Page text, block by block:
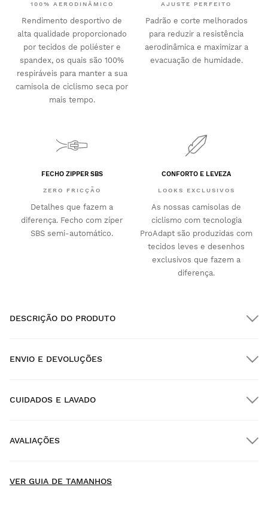
100% AERODINÂMICO
Rendimento desportivo de
alta qualidade proporcionado
por tecidos de poliéster e
spandex, os quais são 100%
respiráveis para manter a sua
camisola de ciclismo seca por
mais tempo.
AJUSTE PERFEITO
Padrão e corte melhorados
para reduzir a resistência
aerodinâmica e maximizar a
evacuação de humidade.
FECHO ZIPPER SBS
ZERO FRICÇÃO
Detalhes que fazem a
diferença. Fecho com zíper
SBS semi-automático.
CONFORTO E LEVEZA
LOOKS EXCLUSIVOS
As nossas camisolas de
ciclismo com tecnologia
ProAdapt são produzidas com
tecidos leves e desenhos
exclusivos que fazem a
diferença.
DESCRIÇÃO DO PRODUTO
ENVIO E DEVOLUÇÕES
Entrega no domicílio a partir de $300.00
CUIDADOS E LAVADO
AVALIAÇÕES
Baseado em 586 avaliações
VER GUIA DE TAMANHOS